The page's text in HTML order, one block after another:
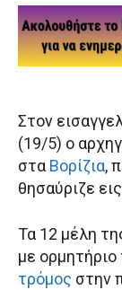
Στον
(19/5) ο
σταΒορίζια,
θησαύριζε
Τα 12 μέλη
με ορμητήριο
τρόμος στην